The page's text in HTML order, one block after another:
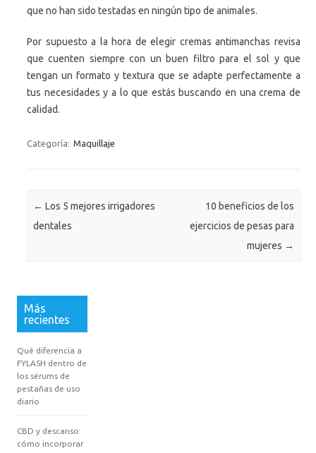
que no han sido testadas en ningún tipo de animales.
Por supuesto a la hora de elegir cremas antimanchas revisa
que cuenten siempre con un buen filtro para el sol y que
tengan un formato y textura que se adapte perfectamente a
tus necesidades y a lo que estás buscando en una crema de
calidad.
Categoría: Maquillaje
Navegación de entradas
← Los 5 mejores irrigadores
dentales
10 beneficios de los
ejercicios de pesas para
mujeres →
Más
recientes
Qué diferencia a
FYLASH dentro de
los sérums de
pestañas de uso
diario
CBD y descanso:
cómo incorporar